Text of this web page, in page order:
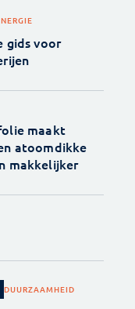
gids voor
maakt
atoomdikke
makkelijker
DUURZAAMHEID